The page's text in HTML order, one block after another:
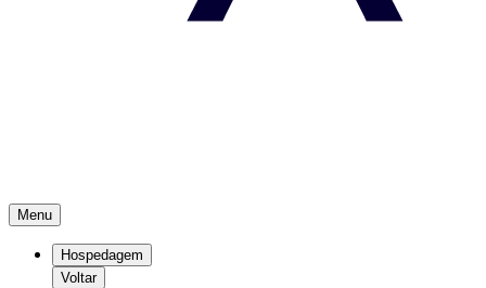
Menu
Hospedagem
Voltar